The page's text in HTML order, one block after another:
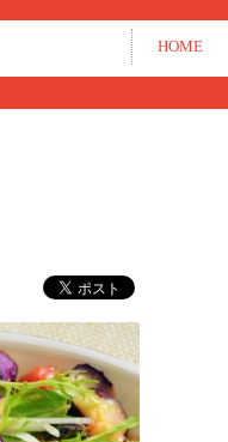
HOME